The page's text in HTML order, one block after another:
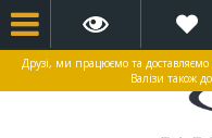
Друзі, ми працюємо та
Валізи також